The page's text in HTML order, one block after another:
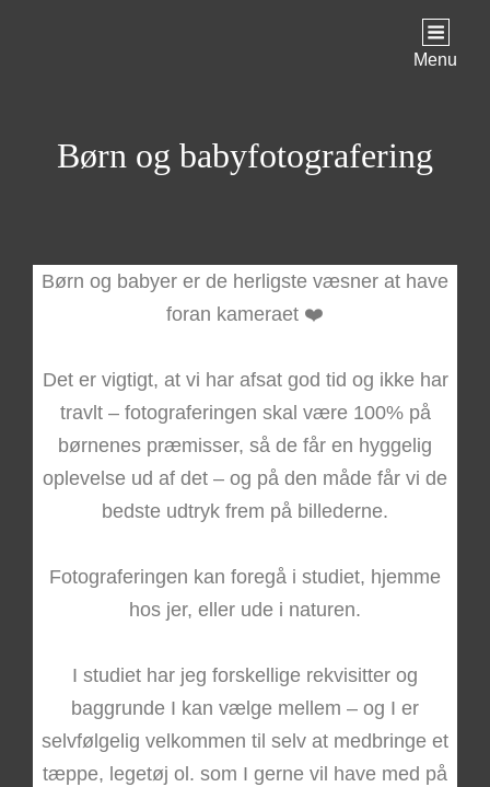
Menu
Børn og babyfotografering
Børn og babyer er de herligste væsner at have
foran kameraet ❤️
Det er vigtigt, at vi har afsat god tid og ikke har
travlt – fotograferingen skal være 100% på
børnenes præmisser, så de får en hyggelig
oplevelse ud af det – og på den måde får vi de
bedste udtryk frem på billederne.
Fotograferingen kan foregå i studiet, hjemme
hos jer, eller ude i naturen.
I studiet har jeg forskellige rekvisitter og
baggrunde I kan vælge mellem – og I er
selvfølgelig velkommen til selv at medbringe et
tæppe, legetøj ol. som I gerne vil have med på